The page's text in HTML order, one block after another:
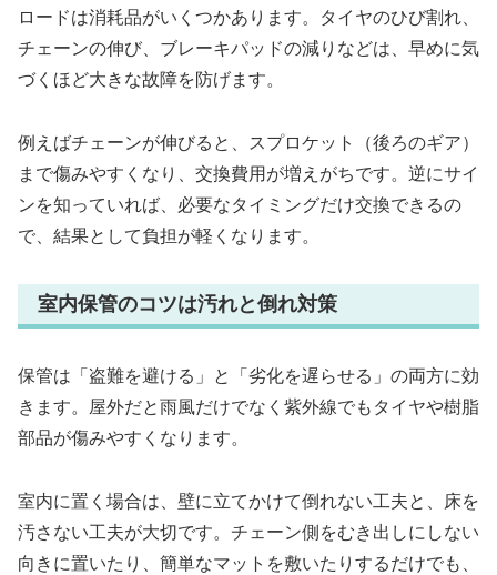
ロードは消耗品がいくつかあります。タイヤのひび割れ、
チェーンの伸び、ブレーキパッドの減りなどは、早めに気
づくほど大きな故障を防げます。
例えばチェーンが伸びると、スプロケット（後ろのギア）
まで傷みやすくなり、交換費用が増えがちです。逆にサイ
ンを知っていれば、必要なタイミングだけ交換できるの
で、結果として負担が軽くなります。
室内保管のコツは汚れと倒れ対策
保管は「盗難を避ける」と「劣化を遅らせる」の両方に効
きます。屋外だと雨風だけでなく紫外線でもタイヤや樹脂
部品が傷みやすくなります。
室内に置く場合は、壁に立てかけて倒れない工夫と、床を
汚さない工夫が大切です。チェーン側をむき出しにしない
向きに置いたり、簡単なマットを敷いたりするだけでも、